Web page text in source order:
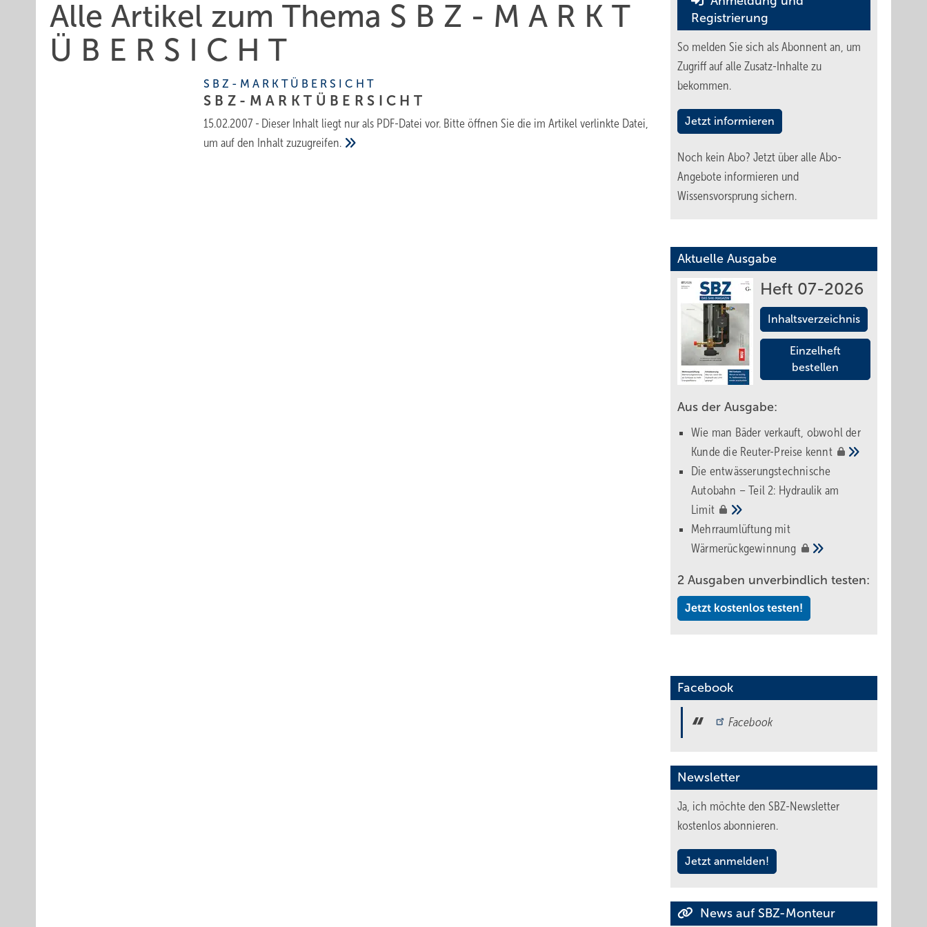
Alle Artikel zum Thema S B Z - M A R K T
Ü B E R S I C H T
S B Z - M A R K T Ü B E R S I C H T
S B Z - M A R K T Ü B E R S I C H T
15.02.2007 - Dieser Inhalt liegt nur als PDF-Datei vor. Bitte öffnen Sie die im Artikel verlinkte Datei,
um auf den Inhaltzuzugreifen.
Registrierung
So melden Sie sich als Abonnent an, um
Zugriff auf alle Zusatz-Inhalte zu
bekommen.
Jetzt informieren
Noch kein Abo? Jetzt über alle Abo-
Angebote informieren und
Wissensvorsprung sichern.
Aktuelle Ausgabe
Heft 07-2026
Inhaltsverzeichnis
Einzelheft
bestellen
Aus der Ausgabe:
Wie man Bäder verkauft, obwohl der
Kunde die Reuter-Preise kennt
Die entwässerungstechnische
Autobahn – Teil 2: Hydraulik am
Limit
Mehrraumlüftung mit
Wärmerückgewinnung
2 Ausgaben unverbindlich testen:
Jetzt kostenlos testen!
Facebook
Facebook
Newsletter
Ja, ich möchte den SBZ-Newsletter
kostenlos abonnieren.
Jetzt anmelden!
News auf SBZ-Monteur